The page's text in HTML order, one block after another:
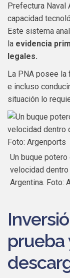
Prefectura Naval
capacidad
Este sistema
la evidencia
legales.
La PNA posee
e incluso
situación lo
Un buque potero
velocidad dentro
Argentina. Foto:
prueba